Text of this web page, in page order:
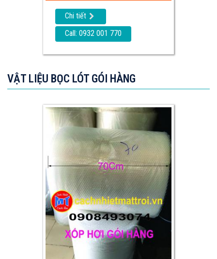
Chi tiết
Call: 0932 001 770
VẬT LIỆU BỌC LÓT GÓI HÀNG